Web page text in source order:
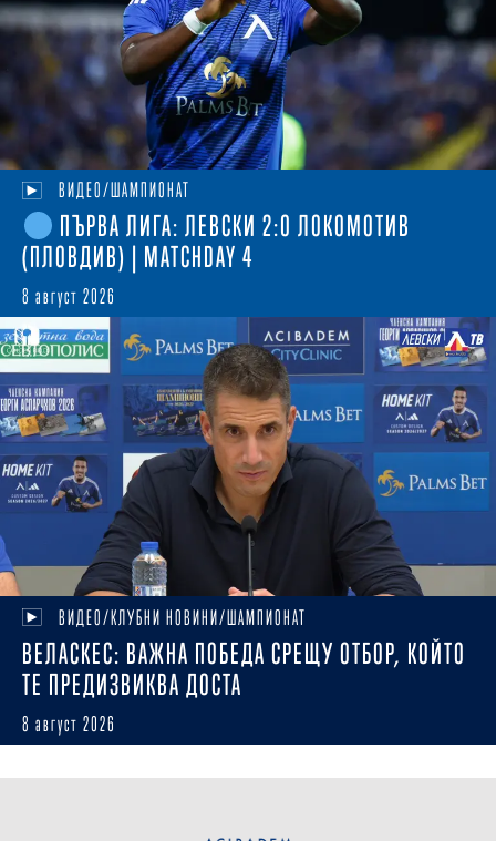
ВИДЕО/ШАМПИОНАТ
ПЪРВА ЛИГА: ЛЕВСКИ 2:0 ЛОКОМОТИВ
(ПЛОВДИВ) | MATCHDAY 4
8 август 2026
ВИДЕО/КЛУБНИ НОВИНИ/ШАМПИОНАТ
ВЕЛАСКЕС: ВАЖНА ПОБЕДА СРЕЩУ ОТБОР, КОЙТО
ТЕ ПРЕДИЗВИКВА ДОСТА
8 август 2026